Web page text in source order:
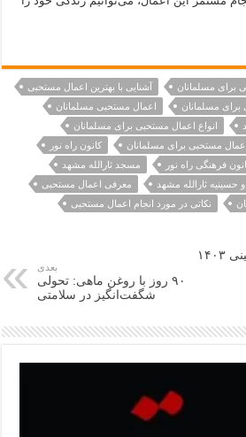
برای مسلمانان
آشنایی با بهترین اعمال مستحبی
مسلمانان
اعمال مستحبی مسلمانان
انواع اعمال مستحبی برای مسلمانان
مستحبی برای مسلمانان
کانون راه نور
فرهنگی راه نور
مسجد ثارالله مشهد
حسینیه ثارالله مشهد
معرفی اعمال مستحبی
نکاتی در مورد انجام اعمال مستحبی
بعدی
۹۰ روز با روغن ماهی: تحولی
شگفت‌انگیز در سلامتی